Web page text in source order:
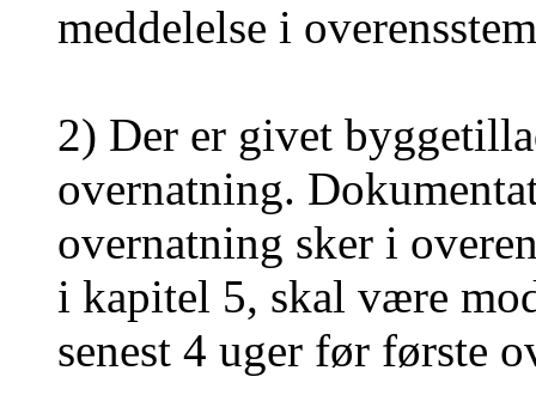
meddelelse i
2) Der er givet
overnatning.
overnatning sker i
i kapitel 5, skal være
senest 4 uger før første